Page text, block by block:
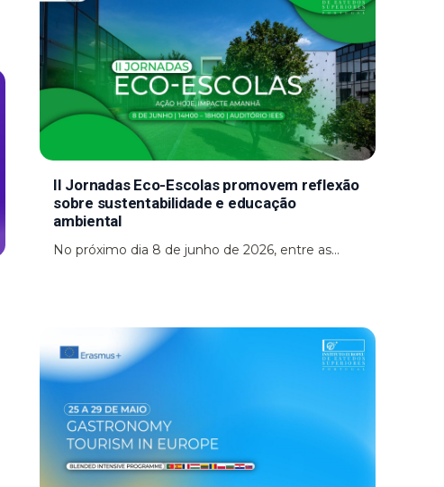
II Jornadas Eco-Escolas promovem reflexão
sobre sustentabilidade e educação
ambiental
No próximo dia 8 de junho de 2026, entre as...